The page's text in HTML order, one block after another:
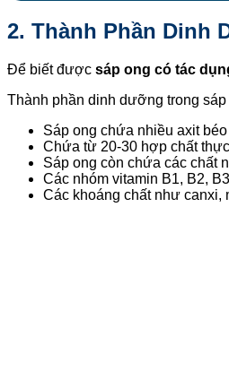
2. Thành Phần Dinh
Để biết được sáp ong có tác
Thành phần dinh dưỡng trong sáp
Sáp ong chứa nhiều axit
Chứa từ 20-30 hợp chất
Sáp ong còn chứa các chất
Các nhóm vitamin B1, B2,
Các khoáng chất như canxi,